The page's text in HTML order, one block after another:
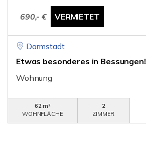
690,- € VERMIETET
Darmstadt
Etwas besonderes in Bessungen!
Wohnung
62 m²
WOHNFLÄCHE
2
ZIMMER